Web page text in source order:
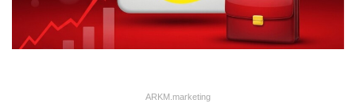
Gerätschaften im Haushalt angewandt werden.
Messenger Smartphones
ARKM.marketing